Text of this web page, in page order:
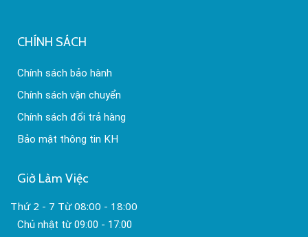
CHÍNH SÁCH
Chính sách bảo hành
Chính sách vận chuyển
Chính sách đổi trả hàng
Bảo mật thông tin KH
Giờ Làm Việc
Thứ 2 - 7 Từ 08:00 - 18:00
Chủ nhật từ 09:00 - 17:00